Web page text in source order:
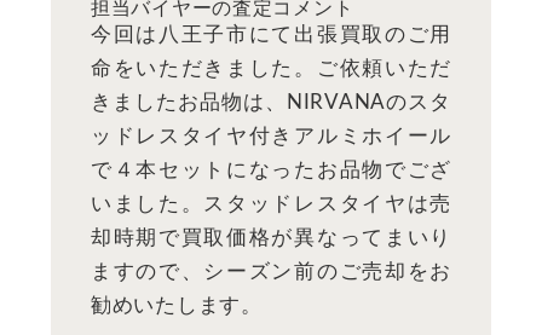
担当バイヤーの査定コメント
今回は八王子市にて出張買取のご用
命をいただきました。ご依頼いただ
きましたお品物は、NIRVANAのスタ
ッドレスタイヤ付きアルミホイール
で４本セットになったお品物でござ
いました。スタッドレスタイヤは売
却時期で買取価格が異なってまいり
ますので、シーズン前のご売却をお
勧めいたします。